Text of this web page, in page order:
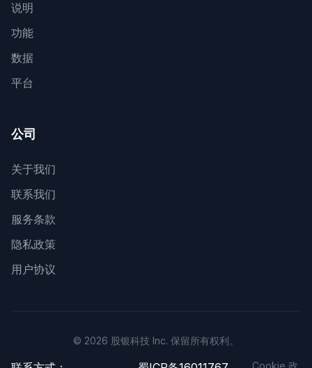
说明
功能
数据
平台
公司
关于我们
联系我们
服务条款
隐私政策
用户协议
© 2026 股银科技 Inc. 保留所有权利。
Cookie 政